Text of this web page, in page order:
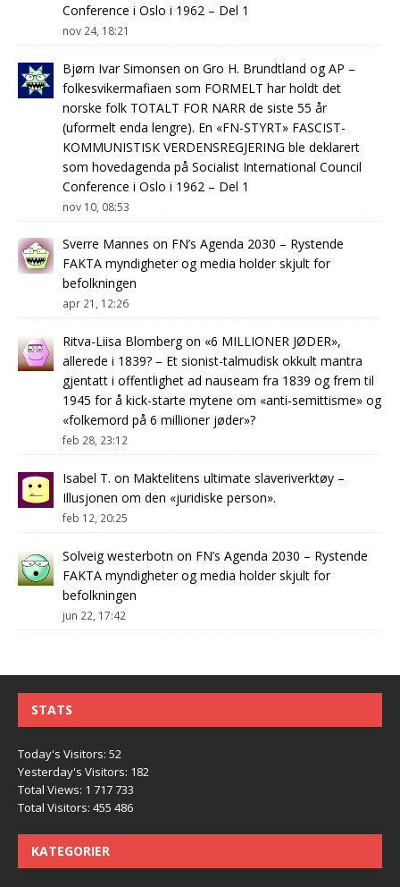
Conference i Oslo i 1962 – Del 1
nov 24, 18:21
Bjørn Ivar Simonsen on Gro H. Brundtland og AP –
folkesvikermafiaen som FORMELT har holdt det
norske folk TOTALT FOR NARR de siste 55 år
(uformelt enda lengre). En «FN-STYRT» FASCIST-
KOMMUNISTISK VERDENSREGJERING ble deklarert
som hovedagenda på Socialist International Council
Conference i Oslo i 1962 – Del 1
nov 10, 08:53
Sverre Mannes on FN’s Agenda 2030 – Rystende
FAKTA myndigheter og media holder skjult for
befolkningen
apr 21, 12:26
Ritva-Liisa Blombergon «6 MILLIONER JØDER»,
allerede i 1839? – Et sionist-talmudisk okkult mantra
gjentatt i offentlighet ad nauseam fra 1839 og frem til
1945 for å kick-starte mytene om «anti-semittisme» og
«folkemord på 6 millioner jøder»?
feb 28, 23:12
Isabel T. on Maktelitens ultimate slaveriverktøy –
Illusjonen om den «juridiske person».
feb 12, 20:25
Solveig westerbotn on FN’s Agenda 2030 – Rystende
FAKTA myndigheter og media holder skjult for
befolkningen
jun 22, 17:42
STATS
Today's Visitors: 52
Yesterday's Visitors: 182
Total Views: 1 717 733
Total Visitors: 455 486
KATEGORIER